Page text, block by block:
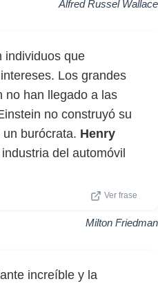
Alfred Russel Wallace
individuos que
Los grandes
no han llegado a las
no construyó su
burócrata. Henry
del automóvil
Ver frase
Milton Friedman
increíble y la